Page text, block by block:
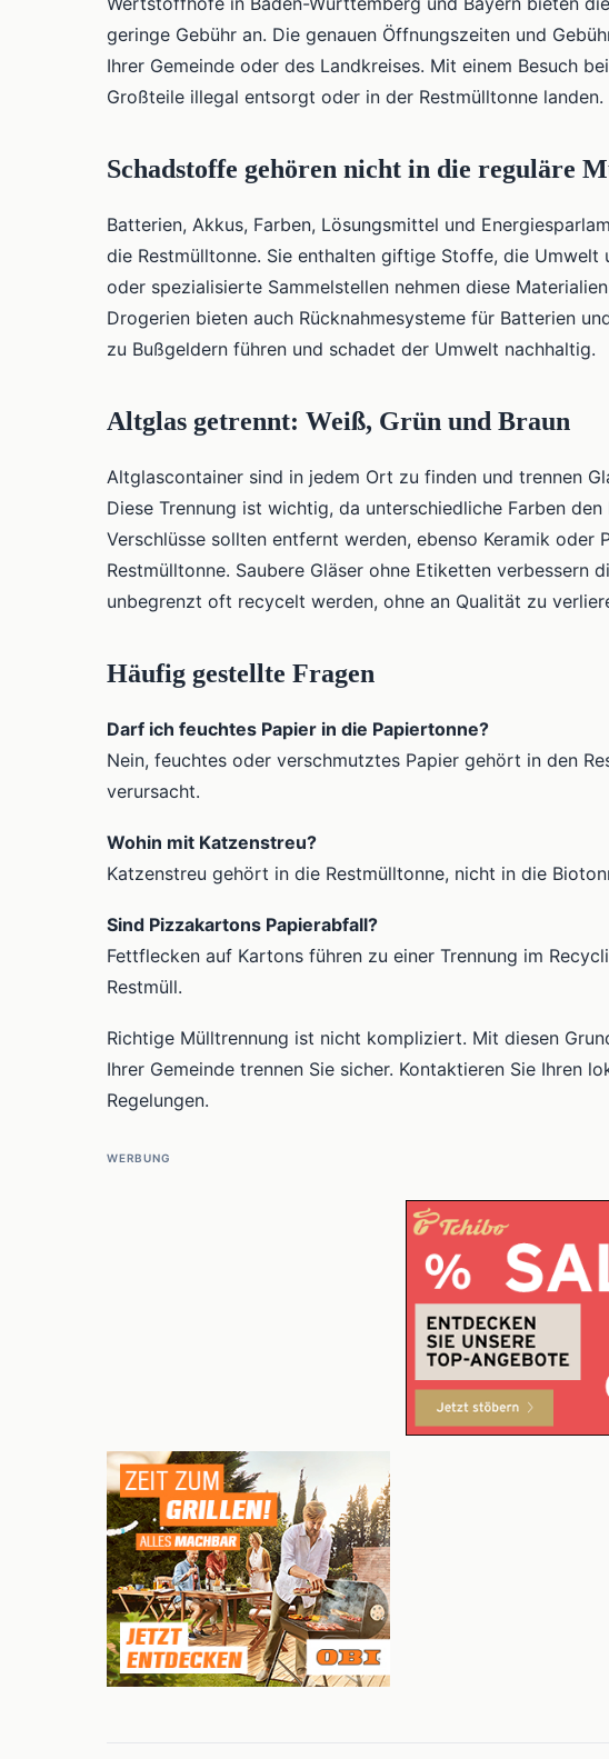
geringe Gebühr an. Die genauen Öffnungszeiten und
Ihrer Gemeinde oder des Landkreises. Mit einem Besuch
Großteile illegal entsorgt oder in der Restmülltonne landen.
Schadstoffe gehören nicht in die reguläre
Batterien, Akkus, Farben, Lösungsmittel und
die Restmülltonne. Sie enthalten giftige Stoffe, die
oder spezialisierte Sammelstellen nehmen diese
Drogerien bieten auch Rücknahmesysteme für Batterien
zu Bußgeldern führen und schadet der Umwelt nachhaltig.
Altglas getrennt: Weiß, Grün und Braun
Altglascontainer sind in jedem Ort zu finden und trennen
Diese Trennung ist wichtig, da unterschiedliche Farben
Verschlüsse sollten entfernt werden, ebenso Keramik oder
Restmülltonne. Saubere Gläser ohne Etiketten verbessern
unbegrenzt oft recycelt werden, ohne an Qualität zu
Häufig gestellte Fragen
Darf ich feuchtes Papier in die Papiertonne?
Nein, feuchtes oder verschmutztes Papier gehört in den
verursacht.
Wohin mit Katzenstreu?
Katzenstreu gehört in die Restmülltonne, nicht in die
Sind Pizzakartons Papierabfall?
Fettflecken auf Kartons führen zu einer Trennung im
Restmüll.
Richtige Mülltrennung ist nicht kompliziert. Mit diesen
Ihrer Gemeinde trennen Sie sicher. Kontaktieren Sie Ihren
Regelungen.
WERBUNG